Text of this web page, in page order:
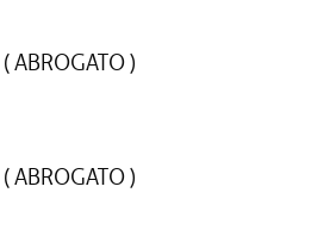
( ABROGATO )
( ABROGATO )